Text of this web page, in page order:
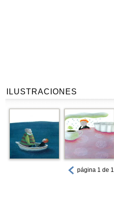
ILUSTRACIONES
página 1 de 1